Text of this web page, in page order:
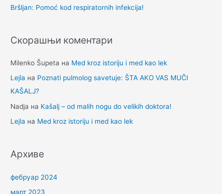
:Bršljan: Pomoć kod respiratornih infekcija!
Скорашњи коментари
Milenko Šupeta на Med kroz istoriju i med kao lek
Lejla на Poznati pulmolog savetuje: ŠTA AKO VAS MUČI
KAŠALJ?
Nadja на Kašalj – od malih nogu do velikih doktora!
Lejla на Med kroz istoriju i med kao lek
Архиве
фебруар 2024
март 2023